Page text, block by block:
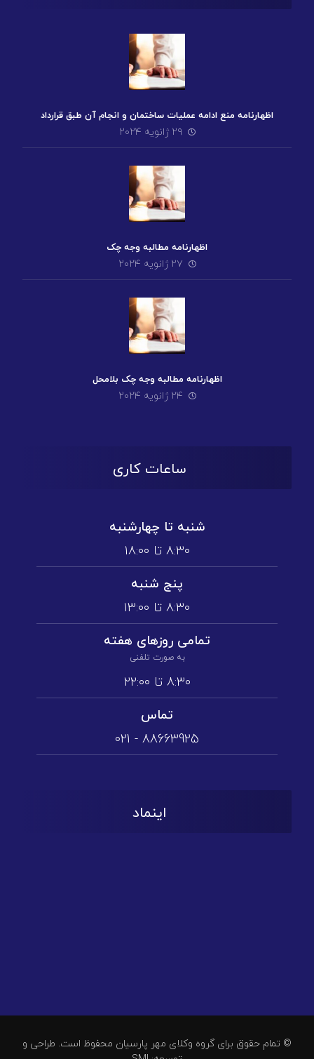
اظهارنامه منع ادامه عملیات ساختمان و انجام آن طبق قرارداد
۲۹ ژانویه ۲۰۲۴
اظهارنامه مطالبه وجه چک
۲۷ ژانویه ۲۰۲۴
اظهارنامه مطالبه وجه چک بلامحل
۲۴ ژانویه ۲۰۲۴
ساعات کاری
شنبه تا چهارشنبه
۸:۳۰ تا ۱۸:۰۰
پنج شنبه
۸:۳۰ تا ۱3:۰۰
تمامی روز‌های هفته
به صورت تلفنی
۸:۳۰ تا ۲۲:۰۰
تماس
88663925 - 021
اینماد
© تمام حقوق برای گروه وکلای مهر پارسیان محفوظ است. طراحی و